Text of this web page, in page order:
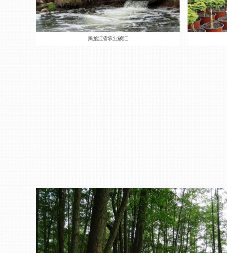
黑龙江省农业碳汇